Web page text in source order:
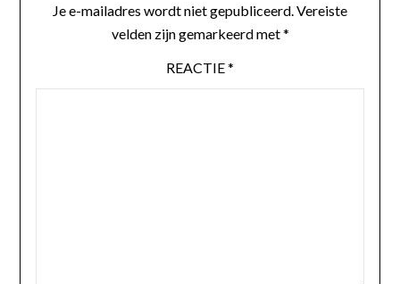
Je e-mailadres wordt niet gepubliceerd. Vereiste
velden zijn gemarkeerd met*
REACTIE*